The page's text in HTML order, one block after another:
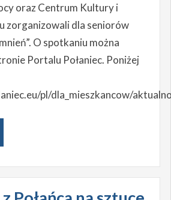
oraz Centrum Kultury i
zorganizowali dla seniorów
O spotkaniu można
Portalu Połaniec. Poniżej
pl/dla_mieszkancow/